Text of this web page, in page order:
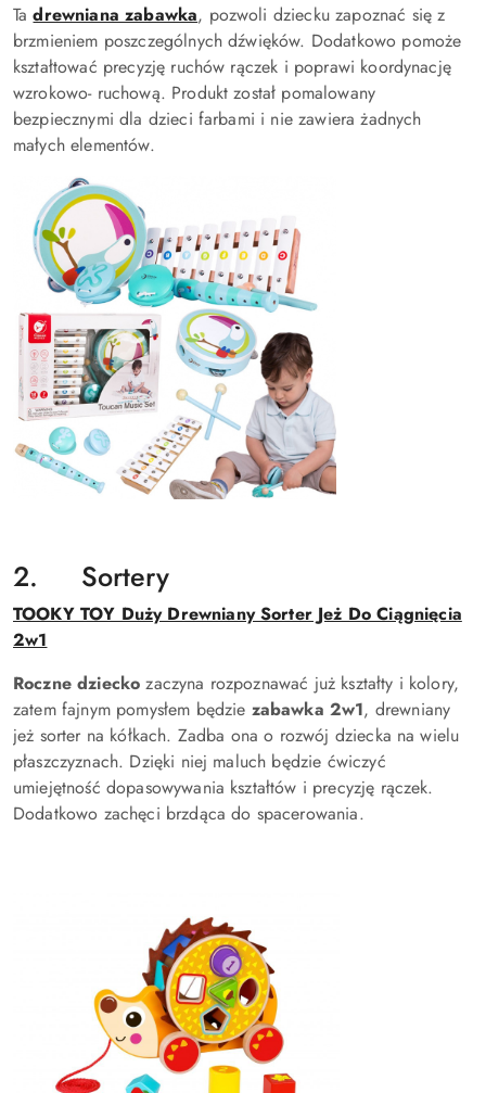
Tadrewniana zabawka, pozwoli dziecku zapoznać się z
brzmieniem poszczególnych dźwięków. Dodatkowo pomoże
kształtować precyzję ruchów rączek i poprawi koordynację
wzrokowo- ruchową. Produkt został pomalowany
bezpiecznymi dla dzieci farbami i nie zawiera żadnych
małych elementów.
2. Sortery
TOOKY TOY Duży Drewniany Sorter Jeż Do Ciągnięcia
2w1
Roczne dziecko zaczyna rozpoznawać już kształty i kolory,
zatem fajnym pomysłem będzie zabawka 2w1, drewniany
jeż sorter na kółkach. Zadba ona o rozwój dziecka na wielu
płaszczyznach. Dzięki niej maluch będzie ćwiczyć
umiejętność dopasowywania kształtów i precyzję rączek.
Dodatkowo zachęci brzdąca do spacerowania.